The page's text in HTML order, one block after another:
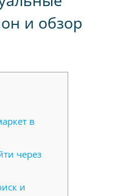
и обзор
в
через
и